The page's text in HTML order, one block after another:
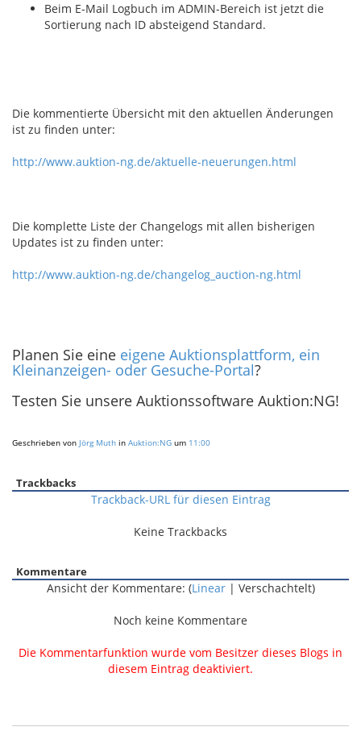
Beim E-Mail Logbuch im ADMIN-Bereich ist jetzt die
Sortierung nach ID absteigend Standard.
Die kommentierte Übersicht mit den aktuellen Änderungen
ist zu finden unter:
http://www.auktion-ng.de/aktuelle-neuerungen.html
Die komplette Liste der Changelogs mit allen bisherigen
Updates ist zu finden unter:
http://www.auktion-ng.de/changelog_auction-ng.html
Planen Sie eine eigene Auktionsplattform, ein
Kleinanzeigen- oder Gesuche-Portal?
Testen Sie unsere Auktionssoftware Auktion:NG!
Geschrieben von Jörg Muth in Auktion:NG um 11:00
Trackbacks
Trackback-URL für diesen Eintrag
Keine Trackbacks
Kommentare
Ansicht der Kommentare: (Linear| Verschachtelt)
Noch keine Kommentare
Die Kommentarfunktion wurde vom Besitzer dieses Blogs in
diesem Eintrag deaktiviert.